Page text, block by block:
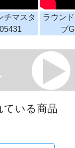
チマスタ
ラウン
ブ
ている商品